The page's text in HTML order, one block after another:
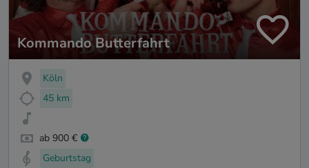
Kommando Butterfahrt
Köln
45 km
ab 900 €
Geburtstag